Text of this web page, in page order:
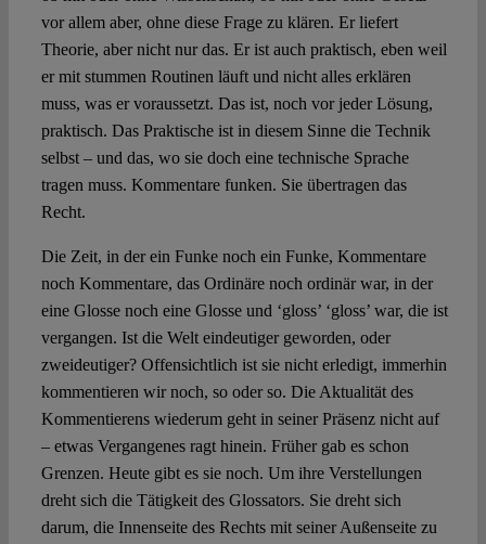
vor allem aber, ohne diese Frage zu klären. Er liefert
Theorie, aber nicht nur das. Er ist auch praktisch, eben weil
er mit stummen Routinen läuft und nicht alles erklären
muss, was er voraussetzt. Das ist, noch vor jeder Lösung,
praktisch. Das Praktische ist in diesem Sinne die Technik
selbst – und das, wo sie doch eine technische Sprache
tragen muss. Kommentare funken. Sie übertragen das
Recht.
Die Zeit, in der ein Funke noch ein Funke, Kommentare
noch Kommentare, das Ordinäre noch ordinär war, in der
eine Glosse noch eine Glosse und ‘gloss’ ‘gloss’ war, die ist
vergangen. Ist die Welt eindeutiger geworden, oder
zweideutiger? Offensichtlich ist sie nicht erledigt, immerhin
kommentieren wir noch, so oder so. Die Aktualität des
Kommentierens wiederum geht in seiner Präsenz nicht auf
– etwas Vergangenes ragt hinein. Früher gab es schon
Grenzen. Heute gibt es sie noch. Um ihre Verstellungen
dreht sich die Tätigkeit des Glossators. Sie dreht sich
darum, die Innenseite des Rechts mit seiner Außenseite zu